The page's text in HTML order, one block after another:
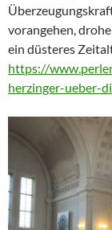
vorangehen,
ein düsteres
https://
herzinger-ueber-